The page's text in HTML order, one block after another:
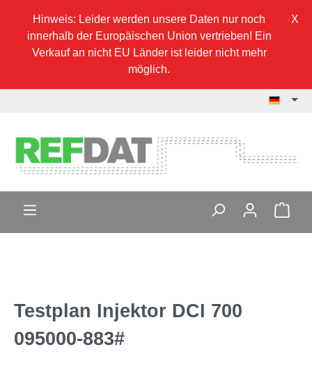
Hinweis: Leider werden unsere Daten nur noch
innerhalb der Europäischen Union vertrieben! Ein
Verkauf an nicht EU Länder ist leider nicht mehr
möglich.
Testplan Injektor DCI 700
095000-883#